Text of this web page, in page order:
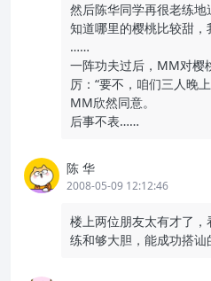
然后陈华同学再很老练
知道哪里的樱桃比较甜，
……
一阵功夫过后，MM对樱
厉：“要不，咱们三人晚
MM欣然同意。
后事不表……
陈 华
2008-05-09 12:12:46
楼上两位朋友太有才了
练和够大胆，能成功搭讪